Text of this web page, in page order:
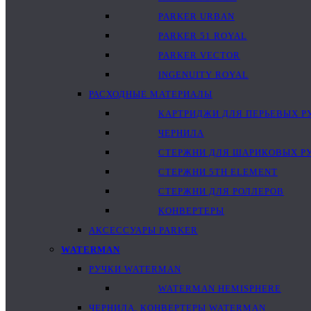
PARKER URBAN
PARKER 51 ROYAL
PARKER VECTOR
INGENUITY ROYAL
РАСХОДНЫЕ МАТЕРИАЛЫ
КАРТРИДЖИ ДЛЯ ПЕРЬЕВЫХ
ЧЕРНИЛА
СТЕРЖНИ ДЛЯ ШАРИКОВЫХ
СТЕРЖНИ 5TH ELEMENT
СТЕРЖНИ ДЛЯ РОЛЛЕРОВ
КОНВЕРТЕРЫ
АКСЕССУАРЫ PARKER
WATERMAN
РУЧКИ WATERMAN
WATERMAN HEMISPHERE
ЧЕРНИЛА, КОНВЕРТЕРЫ WATERMAN